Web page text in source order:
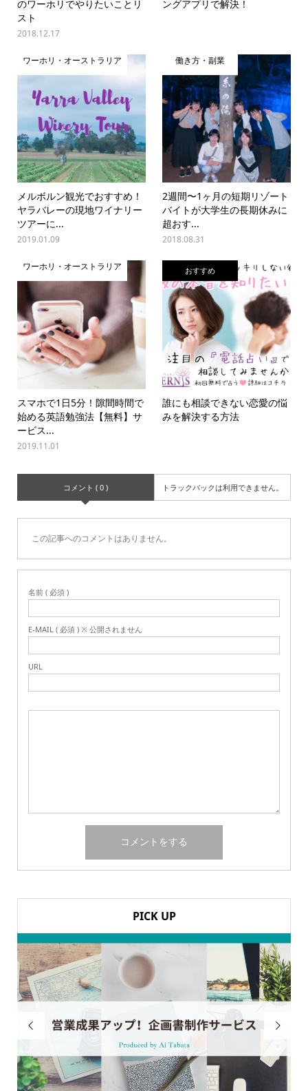
のワーホリでやりたいことリ
スト
2018.12.17
ングアプリで解決！
ワーホリ・オーストラリア
メルボルン観光でおすすめ！
ヤラバレーの現地ワイナリー
ツアーに...
2019.01.09
働き方・副業
2週間〜1ヶ月の短期リゾート
バイトが大学生の長期休みに
超おす...
2018.08.31
ワーホリ・オーストラリア
スマホで1日5分！隙間時間で
始める英語勉強法【無料】サ
ービス...
2019.11.01
おすすめ
誰にも相談できない恋愛の悩
みを解決する方法
コメント ( 0 ) トラックバックは利用できません。
この記事へのコメントはありません。
名前 ( 必須 )
E-MAIL ( 必須 ) ※ 公開されません
URL
PICK UP
 